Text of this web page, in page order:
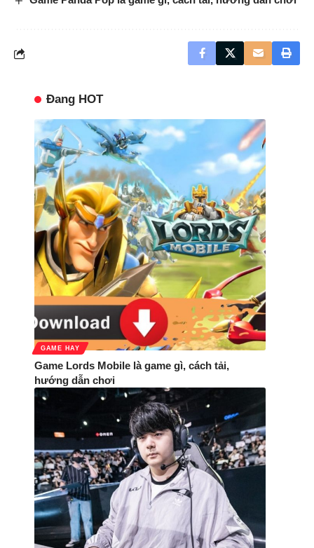
Đang HOT
GAME HAY
Game Lords Mobile là game gì, cách tải,
hướng dẫn chơi